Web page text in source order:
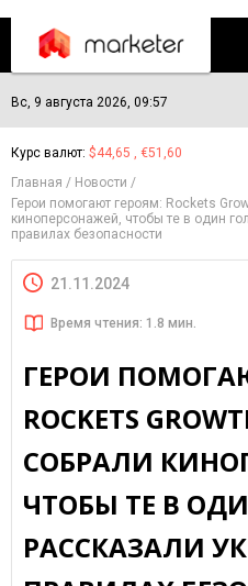
Вс, 9 августа 2026, 09:57
Курс валют: $44,65 , €51,60
Главная
Новости
Герои помогают героям: Rockets
киноперсонажей, чтобы те в один
правилах безопасности
21.11.2024
Время чтения: 1.8 мин.
ГЕРОИ
ROCKETS
СОБРАЛИ
ЧТОБЫ ТЕ В
РАССКАЗАЛИ